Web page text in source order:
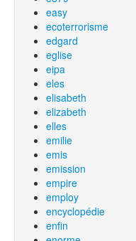
easy
ecoterrorisme
edgard
eglise
eipa
eles
elisabeth
elizabeth
elles
emilie
emis
emission
empire
employ
encyclopédie
enfin